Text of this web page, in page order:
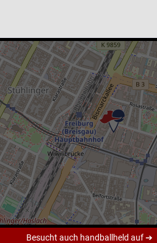
Besucht auch handballheld auf ➔